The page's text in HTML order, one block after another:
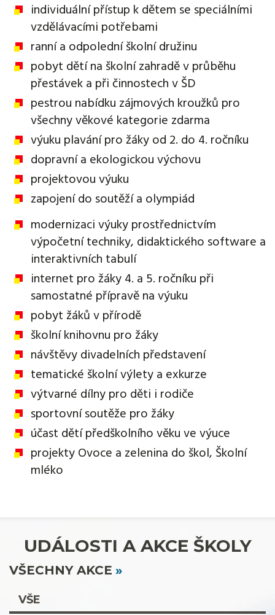
individuální přístup k dětem se speciálními
vzdělávacími potřebami
ranní a odpolední školní družinu
pobyt dětí na školní zahradě v průběhu
přestávek a při činnostech v ŠD
pestrou nabídku zájmových kroužků pro
všechny věkové kategorie zdarma
výuku plavání pro žáky od 2. do 4. ročníku
dopravní a ekologickou výchovu
projektovou výuku
zapojení do soutěží a olympiád
modernizaci výuky prostřednictvím
výpočetní techniky, didaktického software a
interaktivních tabulí
internet pro žáky 4. a 5. ročníku při
samostatné přípravě na výuku
pobyt žáků v přírodě
školní knihovnu pro žáky
návštěvy divadelních představení
tematické školní výlety a exkurze
výtvarné dílny pro děti i rodiče
sportovní soutěže pro žáky
účast dětí předškolního věku ve výuce
projekty Ovoce a zelenina do škol, Školní
mléko
UDÁLOSTI A AKCE ŠKOLY
VŠECHNY AKCE
VŠE